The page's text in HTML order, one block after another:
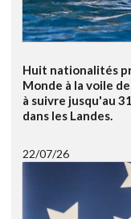
Huit nationalités
Monde à la voile
à suivre jusqu'au
dans les Landes.
22/07/26